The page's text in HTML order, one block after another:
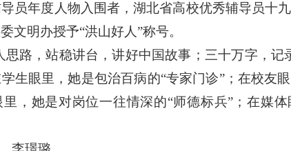
员年度人物入围者，湖北省高校优秀辅导员十
文明办授予“洪山好人”称号。
思路，站稳讲台，讲好中国故事；三十万字，记
生眼里，她是包治百病的“专家门诊”；在校友
，她是对岗位一往情深的“师德标兵” ；在媒